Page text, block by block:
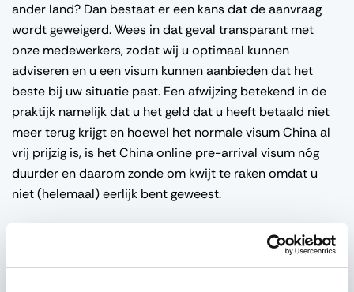
ander land? Dan bestaat er een kans dat de aanvraag
wordt geweigerd. Wees in dat geval transparant met
onze medewerkers, zodat wij u optimaal kunnen
adviseren en u een visum kunnen aanbieden dat het
beste bij uw situatie past. Een afwijzing betekend in de
praktijk namelijk dat u het geld dat u heeft betaald niet
meer terug krijgt en hoewel het normale visum China al
vrij prijzig is, is het China online pre-arrival visum nóg
duurder en daarom zonde om kwijt te raken omdat u
niet (helemaal) eerlijk bent geweest.
Wanneer het China online pre-arrival visum
is goedgekeurd